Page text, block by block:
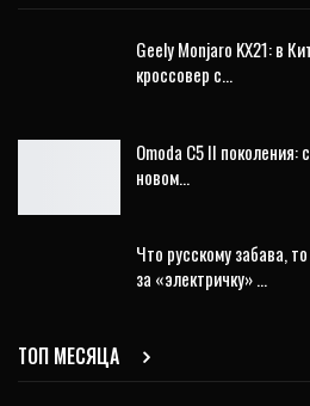
Geely Monjaro KX21: в
кроссовер с…
Omoda C5 II поколения:
новом…
Что русскому забава,
за «электричку» …
ТОП МЕСЯЦА